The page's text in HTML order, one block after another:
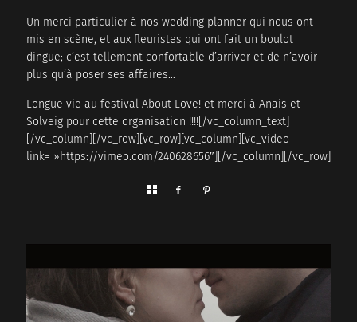
Un merci particulier à nos wedding planner qui nous ont
mis en scène, et aux fleuristes qui ont fait un boulot
dingue; c’est tellement confortable d’arriver et de n’avoir
plus qu’à poser ses affaires…
Longue vie au festival About Love! et merci à Anais et
Solveig pour cette organisation !!!![/vc_column_text]
[/vc_column][/vc_row][vc_row][vc_column][vc_video
link= »https://vimeo.com/240628656″][/vc_column][/vc_row]